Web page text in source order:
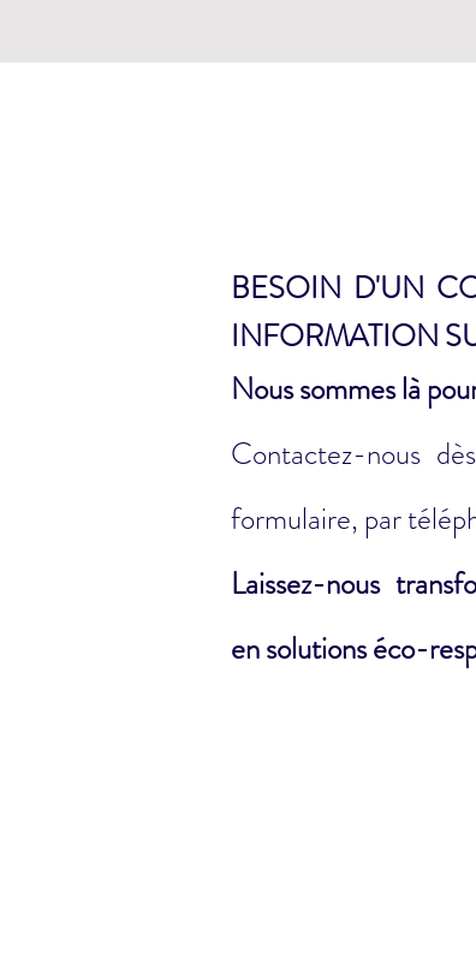
BESOIN D'UN
INFORMATION
Nous sommes là
Contactez-nous
formulaire, par
Laissez-nous
en solutions éco-